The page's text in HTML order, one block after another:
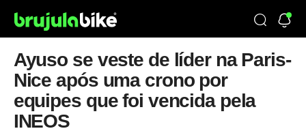
Ayuso se veste de líder na Paris-
Nice após uma crono por
equipes que foi vencida pela
INEOS